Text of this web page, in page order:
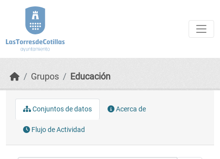
Grupos Educación
Conjuntos de datos Acerca de
Flujo de Actividad